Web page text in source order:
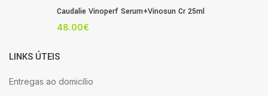
Caudalie Vinoperf Serum+Vinosun Cr 25ml
48.00€
LINKS ÚTEIS
Entregas ao domicílio